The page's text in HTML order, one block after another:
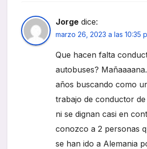
Jorge dice:
marzo 26, 2023 a las 10:35
Que hacen falta
autobuses?
años buscando como
trabajo de conductor
ni se dignan casi en
conozco a 2 personas
se han ido a Alemania